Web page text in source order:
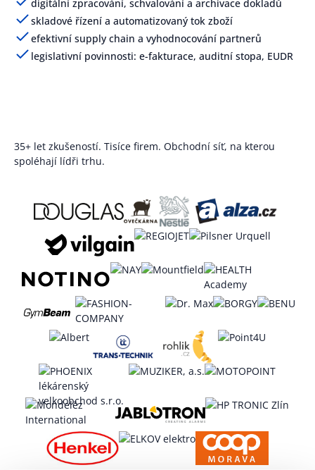
digitální zpracování, schvalování a archivace dokladů
skladové řízení a automatizovaný tok zboží
efektivní supply chain a vyhodnocování partnerů
legislativní povinnosti: e-fakturace, auditní stopa, EUDR
35+ let zkušeností. Tisíce firem. Obchodní síť, na kterou
spoléhají lídři trhu.